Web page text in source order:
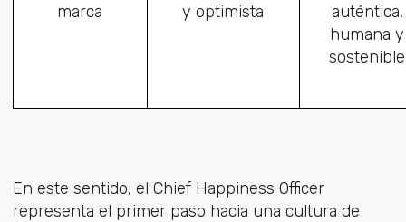
marca
y optimista
auténtica,
humana y
sostenible
En este sentido, el Chief Happiness Officer
representa el primer paso hacia una cultura de